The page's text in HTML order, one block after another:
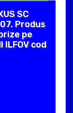
SC
Produs
pe
ILFOV cod